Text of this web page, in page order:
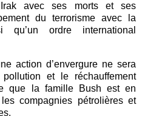
avec ses morts et ses
du terrorisme avec la
ordre international
action d’envergure ne sera
et le réchauffement
que la famille Bush est en
compagnies pétrolières et